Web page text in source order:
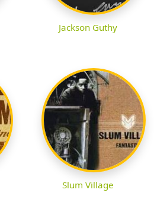
Jackson Guthy
Slum Village